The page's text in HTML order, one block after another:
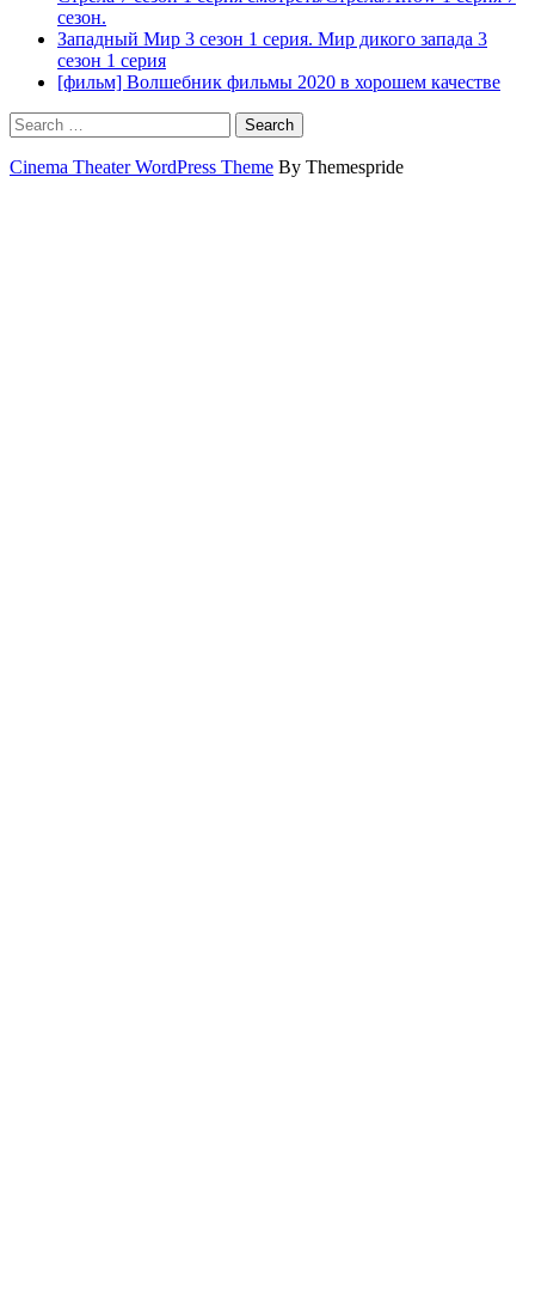
сезон.
Западный Мир 3 сезон 1 серия. Мир дикого запада 3
сезон 1 серия
[фильм] Волшебник фильмы 2020 в хорошем качестве
Search
Cinema Theater WordPress Theme By Themespride